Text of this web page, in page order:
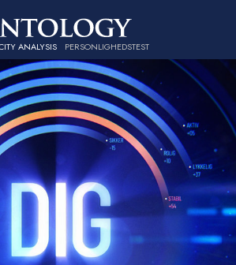
ANALYSIS PERSONLIGHEDSTEST